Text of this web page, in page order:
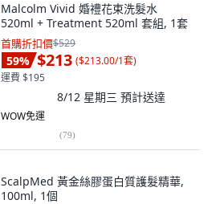
Malcolm Vivid 婚禮花束洗髮水
520ml + Treatment 520ml 套組, 1套
首購折扣價$529
59% $213 ($213.00/1套)
運費 $195
8/12 星期三 預計送達
WOW免運
(79)
ScalpMed 黃金絲膠蛋白質護髮精華,
100ml, 1個